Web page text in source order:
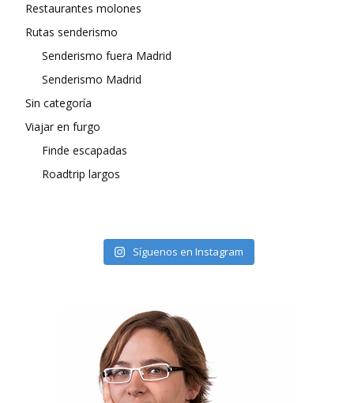
Restaurantes molones
Rutas senderismo
Senderismo fuera Madrid
Senderismo Madrid
Sin categoría
Viajar en furgo
Finde escapadas
Roadtrip largos
Síguenos en Instagram